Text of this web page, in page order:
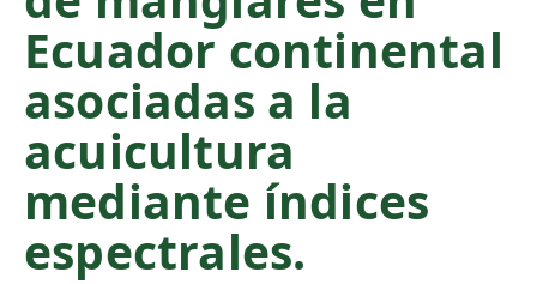
e
b
Ecuador continental
asociadas a la
acuicultura
mediante índices
espectrales.